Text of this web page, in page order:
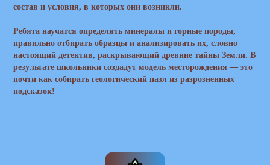
состав и условия, в которых они возникли.
Ребята научатся определять минералы и горные породы,
правильно отбирать образцы и анализировать их, словно
настоящий детектив, раскрывающий древние тайны Земли. В
результате школьники создадут модель месторождения — это
почти как собирать геологический пазл из разрозненных
подсказок!